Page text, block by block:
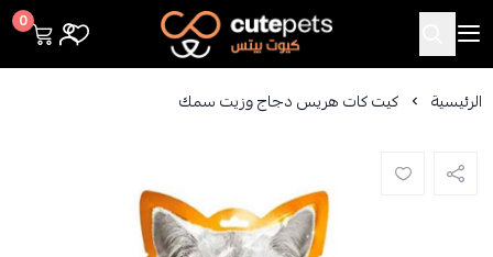
Cutepets
0
الرئيسية كيت كات هريس دجاج وزيت سمك